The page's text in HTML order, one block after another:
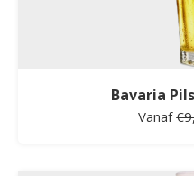
Bavaria
Vanaf